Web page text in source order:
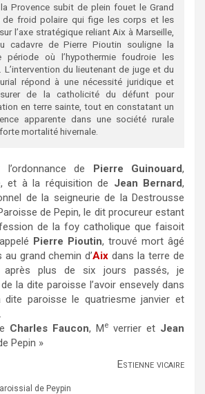
Provence subit de plein fouet le Grand
de froid polaire qui fige les corps et les
l’axe stratégique reliant Aix à Marseille,
cadavre de Pierre Pioutin souligne la
période où l’hypothermie foudroie les
L’intervention du lieutenant de juge et du
répond à une nécessité juridique et
de la catholicité du défunt pour
en terre sainte, tout en constatant un
apparente dans une société rurale
mortalité hivernale.
de Pierre Guinouard,
et à la réquisition de Jean Bernard,
de la seigneurie de la Destrousse
de Pepin, le dit procureur estant
de la foy catholique que faisoit
Pierre Pioutin, trouvé mort âgé
au grand chemin d’Aix dans la terre de
après plus de six jours passés, je
la dite paroisse l’avoir ensevely dans
paroisse le quatriesme janvier et
Charles Faucon, Me verrier et Jean
Pepin »
Estienne vicaire
de Peypin